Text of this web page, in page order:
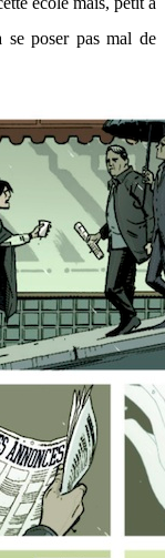
poser pas mal de